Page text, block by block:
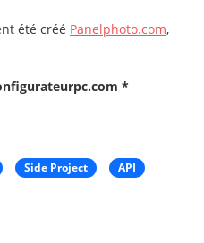
été créé Panelphoto.com,
*
Side Project
API